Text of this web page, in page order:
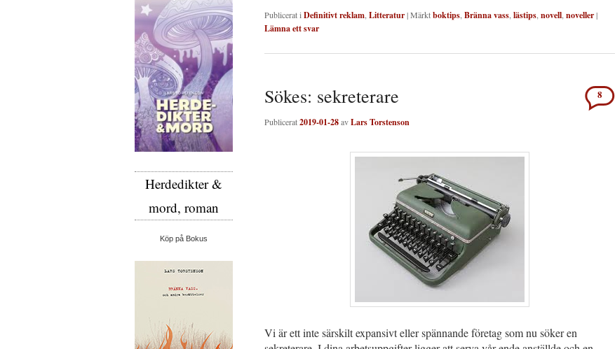
Publicerat iDefinitivt reklam,Litteratur|Märktboktips,Bränna vass,lästips,novell,noveller|
Lämna ett svar
Sökes: sekreterare
Publicerat2019-01-28avLars Torstenson
8
Vi är ett inte särskilt expansivt eller spännande företag som nu söker en
Herdedikter &
mord, roman
Köp på Bokus